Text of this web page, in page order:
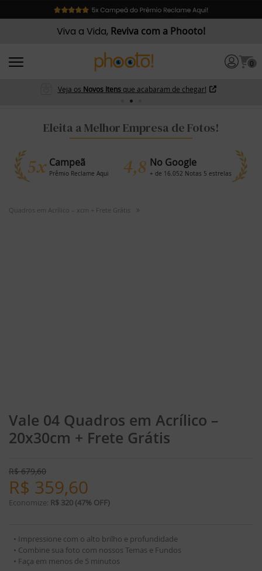
Viva a Vida, Reviva com a Phooto!
0
Veja os Novos Itens que acabaram de chegar!
Eleita a Melhor Empresa de Fotos!
5x Campeã
Prêmio Reclame Aqui 4,8 No Google
+ de 16.052 Notas 5 estrelas
Quadros em Acrílico – xcm + Frete Grátis
Vale 04 Quadros em Acrílico –
20x30cm + Frete Grátis
R$679,60
R$ 359,60
Economize: R$ 320 (47% OFF)
• Impressione com o alto brilho e profundidade
• Combine sua foto com nossos Temas e Fundos
• Faça em menos de 5 minutos